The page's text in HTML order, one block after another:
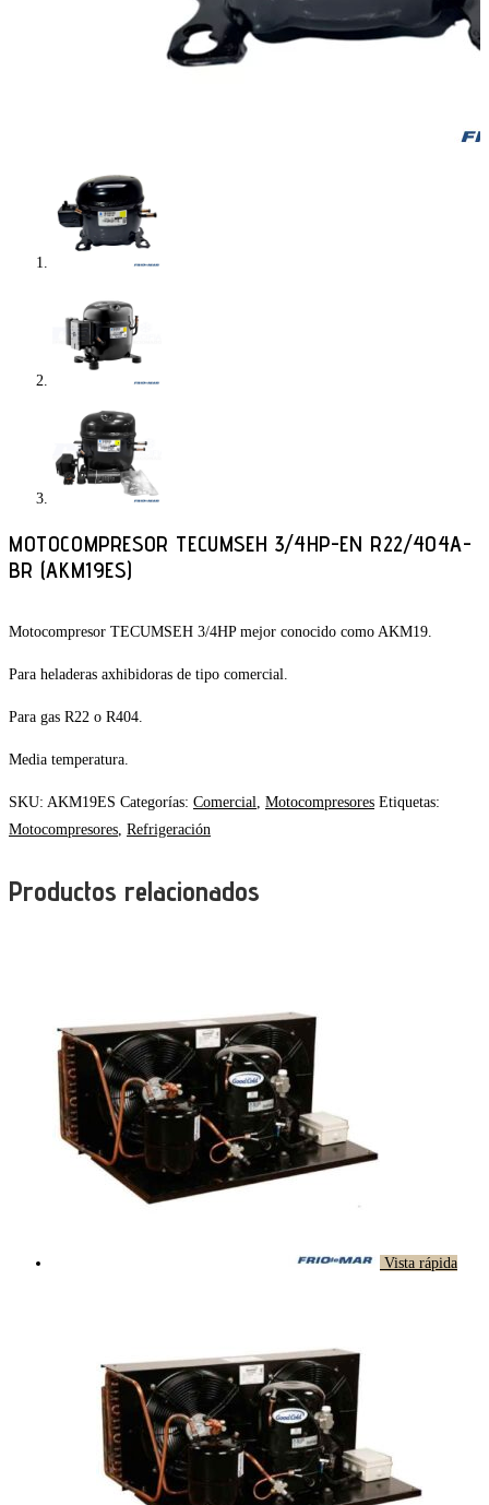
MOTOCOMPRESOR TECUMSEH 3/4HP-EN R22/404A-
BR (AKM19ES)
Motocompresor TECUMSEH 3/4HP mejor conocido como AKM19.
Para heladeras axhibidoras de tipo comercial.
Para gas R22 o R404.
Media temperatura.
SKU: AKM19ES Categorías: Comercial Motocompresores Etiquetas:
Motocompresores Refrigeración
Productos relacionados
Vista rápida